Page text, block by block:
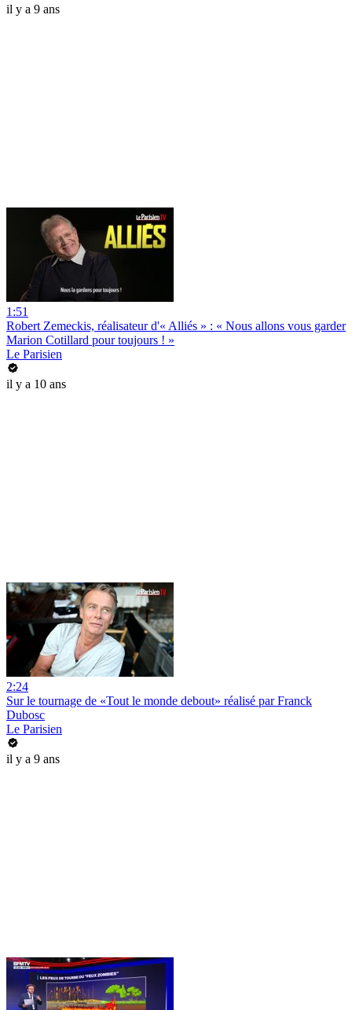
il y a 9 ans
1:51
Robert Zemeckis, réalisateur d'« Alliés » : « Nous allons vous garder
Marion Cotillard pour toujours ! »
Le Parisien
il y a 10 ans
2:24
Sur le tournage de «Tout le monde debout» réalisé par Franck
Dubosc
Le Parisien
il y a 9 ans